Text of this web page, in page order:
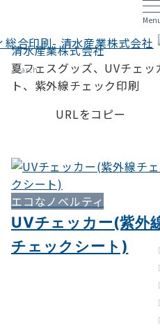
Search
清水産業株式会社
夏フェスグッズ、UVチェ
ト、紫外線チェック印刷
URLをコピー
エコなノベルティ
UVチェッカー(紫外
チェックシート)